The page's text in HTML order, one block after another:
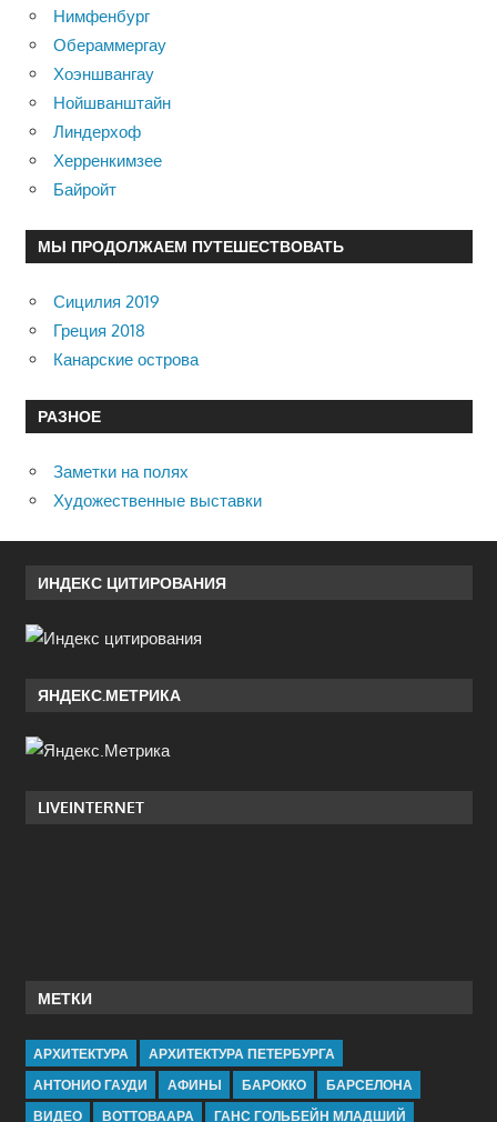
Нимфенбург
Обераммергау
Хоэншвангау
Нойшванштайн
Линдерхоф
Херренкимзее
Байройт
МЫ ПРОДОЛЖАЕМ ПУТЕШЕСТВОВАТЬ
Сицилия 2019
Греция 2018
Канарские острова
РАЗНОЕ
Заметки на полях
Художественные выставки
ИНДЕКС ЦИТИРОВАНИЯ
ЯНДЕКС.МЕТРИКА
LIVEINTERNET
МЕТКИ
АРХИТЕКТУРА
АРХИТЕКТУРА ПЕТЕРБУРГА
АНТОНИО ГАУДИ
АФИНЫ БАРОККО
БАРСЕЛОНА
ВИДЕО
ВОТТОВААРА ГАНС ГОЛЬБЕЙН МЛАДШИЙ